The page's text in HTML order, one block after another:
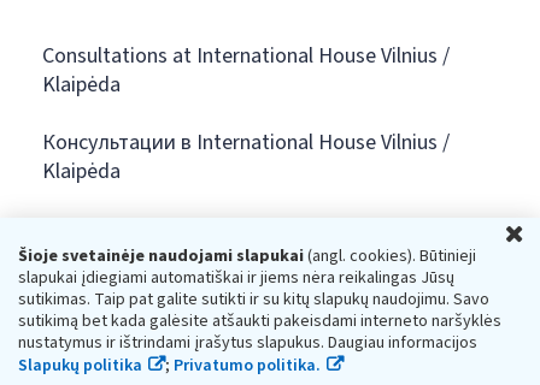
Šioje svetainėje naudojami slapukai(angl. cookies). Būtinieji
slapukai įdiegiami automatiškai ir jiems nėra reikalingas Jūsų
sutikimas. Taip pat galite sutikti ir su kitų slapukų naudojimu. Savo
sutikimą bet kada galėsite atšaukti pakeisdami interneto naršyklės
nustatymus ir ištrindami įrašytus slapukus. Daugiau informacijos
Slapukų politika
; Privatumo politika.
Consultations at International House Vilnius /
Klaipėda
Консультации в International House Vilnius /
Klaipėda
VMI kliento profilis
VMI skaitmeninė transformacija